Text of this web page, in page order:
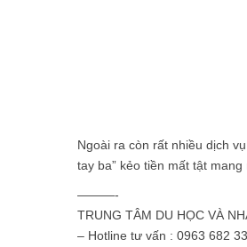
Ngoài ra còn rất nhiều dịch
tay ba” kẻo tiền mất tật mang
———-
TRUNG TÂM DU HỌC VÀ
– Hotline tư vấn : 0963 682